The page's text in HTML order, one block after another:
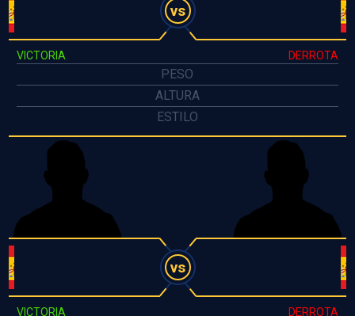
vs
VICTORIA DERROTA
PESO
ALTURA
ESTILO
vs
VICTORIA DERROTA